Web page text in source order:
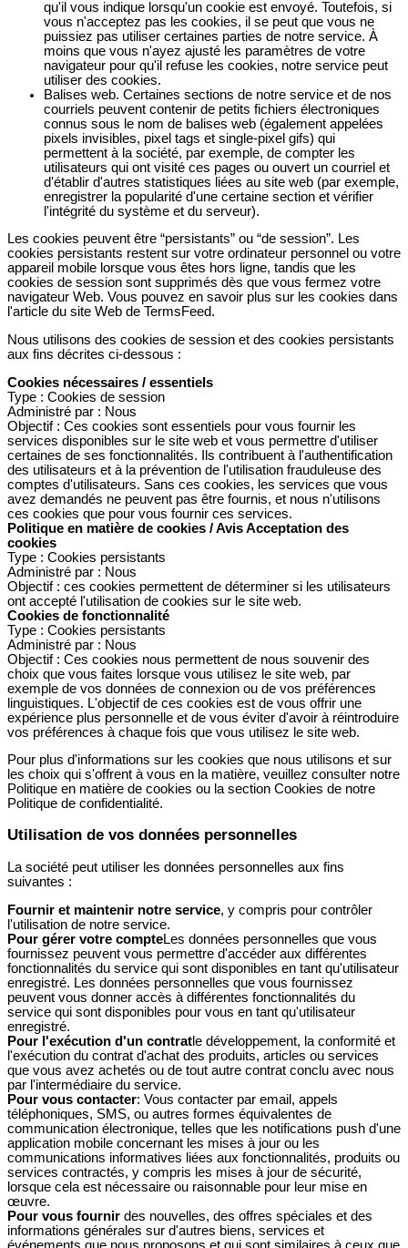
qu'il vous indique lorsqu'un cookie est envoyé. Toutefois, si
vous n'acceptez pas les cookies, il se peut que vous ne
puissiez pas utiliser certaines parties de notre service. À
moins que vous n'ayez ajusté les paramètres de votre
navigateur pour qu'il refuse les cookies, notre service peut
utiliser des cookies.
Balises web. Certaines sections de notre service et de nos
courriels peuvent contenir de petits fichiers électroniques
connus sous le nom de balises web (également appelées
pixels invisibles, pixel tags et single-pixel gifs) qui
permettent à la société, par exemple, de compter les
utilisateurs qui ont visité ces pages ou ouvert un courriel et
d'établir d'autres statistiques liées au site web (par exemple,
enregistrer la popularité d'une certaine section et vérifier
l'intégrité du système et du serveur).
Les cookies peuvent être “persistants” ou “de session”. Les
cookies persistants restent sur votre ordinateur personnel ou votre
appareil mobile lorsque vous êtes hors ligne, tandis que les
cookies de session sont supprimés dès que vous fermez votre
navigateur Web. Vous pouvez en savoir plus sur les cookies dans
l'article du site Web de TermsFeed.
Nous utilisons des cookies de session et des cookies persistants
aux fins décrites ci-dessous :
Cookies nécessaires / essentiels
Type : Cookies de session
Administré par : Nous
Objectif : Ces cookies sont essentiels pour vous fournir les
services disponibles sur le site web et vous permettre d'utiliser
certaines de ses fonctionnalités. Ils contribuent à l'authentification
des utilisateurs et à la prévention de l'utilisation frauduleuse des
comptes d'utilisateurs. Sans ces cookies, les services que vous
avez demandés ne peuvent pas être fournis, et nous n'utilisons
ces cookies que pour vous fournir ces services.
Politique en matière de cookies / Avis Acceptation des
cookies
Type : Cookies persistants
Administré par : Nous
Objectif : ces cookies permettent de déterminer si les utilisateurs
ont accepté l'utilisation de cookies sur le site web.
Cookies de fonctionnalité
Type : Cookies persistants
Administré par : Nous
Objectif : Ces cookies nous permettent de nous souvenir des
choix que vous faites lorsque vous utilisez le site web, par
exemple de vos données de connexion ou de vos préférences
linguistiques. L'objectif de ces cookies est de vous offrir une
expérience plus personnelle et de vous éviter d'avoir à réintroduire
vos préférences à chaque fois que vous utilisez le site web.
Pour plus d'informations sur les cookies que nous utilisons et sur
les choix qui s'offrent à vous en la matière, veuillez consulter notre
Politique en matière de cookies ou la section Cookies de notre
Politique de confidentialité.
Utilisation de vos données personnelles
La société peut utiliser les données personnelles aux fins
suivantes :
Fournir et maintenir notre service, y compris pour contrôler
l'utilisation de notre service.
Pour gérer votre compteLes données personnelles que vous
fournissez peuvent vous permettre d'accéder aux différentes
fonctionnalités du service qui sont disponibles en tant qu'utilisateur
enregistré. Les données personnelles que vous fournissez
peuvent vous donner accès à différentes fonctionnalités du
service qui sont disponibles pour vous en tant qu'utilisateur
enregistré.
Pour l'exécution d'un contratle développement, la conformité et
l'exécution du contrat d'achat des produits, articles ou services
que vous avez achetés ou de tout autre contrat conclu avec nous
par l'intermédiaire du service.
Pour vous contacter: Vous contacter par email, appels
téléphoniques, SMS, ou autres formes équivalentes de
communication électronique, telles que les notifications push d'une
application mobile concernant les mises à jour ou les
communications informatives liées aux fonctionnalités, produits ou
services contractés, y compris les mises à jour de sécurité,
lorsque cela est nécessaire ou raisonnable pour leur mise en
œuvre.
Pour vous fournir des nouvelles, des offres spéciales et des
informations générales sur d'autres biens, services et